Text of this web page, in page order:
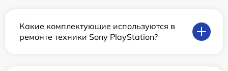
Какие комплектующие используются в
ремонте техники Sony PlayStation?